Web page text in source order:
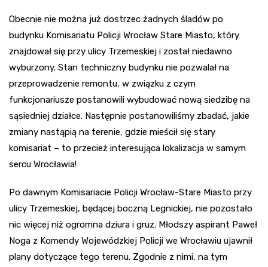
Obecnie nie można już dostrzec żadnych śladów po
budynku Komisariatu Policji Wrocław Stare Miasto, który
znajdował się przy ulicy Trzemeskiej i został niedawno
wyburzony. Stan techniczny budynku nie pozwalał na
przeprowadzenie remontu, w związku z czym
funkcjonariusze postanowili wybudować nową siedzibę na
sąsiedniej działce. Następnie postanowiliśmy zbadać, jakie
zmiany nastąpią na terenie, gdzie mieścił się stary
komisariat – to przecież interesująca lokalizacja w samym
sercu Wrocławia!
Po dawnym Komisariacie Policji Wrocław-Stare Miasto przy
ulicy Trzemeskiej, będącej boczną Legnickiej, nie pozostało
nic więcej niż ogromna dziura i gruz. Młodszy aspirant Paweł
Noga z Komendy Wojewódzkiej Policji we Wrocławiu ujawnił
plany dotyczące tego terenu. Zgodnie z nimi, na tym